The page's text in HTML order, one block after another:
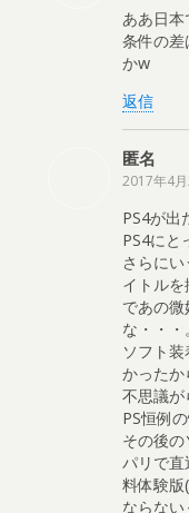
ああ日
条件の差
かw
返信
匿名
2017年4
PS4が出
PS4にと
さらに
イトル
であの
な・・・。
ソフト
かった
不思議
PS恒例
その後
パリで
料体験
ならない